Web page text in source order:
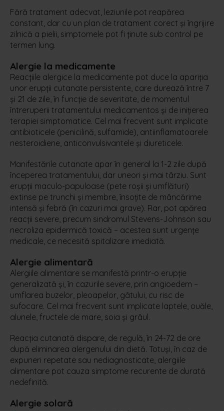
Fără tratament adecvat, leziunile pot reapărea
constant, dar cu un plan de tratament corect și îngrijire
zilnică a pielii, simptomele pot fi ținute sub control pe
termen lung.
Alergie la medicamente
Reacțiile alergice la medicamente pot duce la apariția
unor erupții cutanate persistente, care durează între 7
și 21 de zile, în funcție de severitate, de momentul
întreruperii tratamentului medicamentos și de inițierea
terapiei simptomatice. Cel mai frecvent sunt implicate
antibioticele (penicilină, sulfamide), antiinflamatoarele
nesteroidiene, anticonvulsivantele și diureticele.
Manifestările cutanate apar în general la 1-2 zile după
începerea tratamentului, dar uneori și mai târziu. Sunt
erupții maculo-papuloase (pete roșii și umflături)
extinse pe trunchi și membre, însoțite de mâncărime
intensă și febră (în cazuri mai grave). Rar, pot apărea
reacții severe, precum sindromul Stevens-Johnson sau
necroliza epidermică toxică – acestea sunt urgențe
medicale, ce necesită spitalizare imediată.
Alergie alimentară
Alergiile alimentare se manifestă printr-o erupție
generalizată și, în cazurile severe, prin angioedem –
umflarea buzelor, pleoapelor, gâtului, cu risc de
sufocare. Cel mai frecvent sunt implicate laptele, ouăle,
alunele, fructele de mare, soia și grâul.
Reacția cutanată dispare, de regulă, în 24-72 de ore
după eliminarea alergenului din dietă. Totuși, în caz de
expuneri repetate sau nediagnosticate, alergiile
alimentare pot cauza simptome recurente de durată
nedefinită.
Alergie solară